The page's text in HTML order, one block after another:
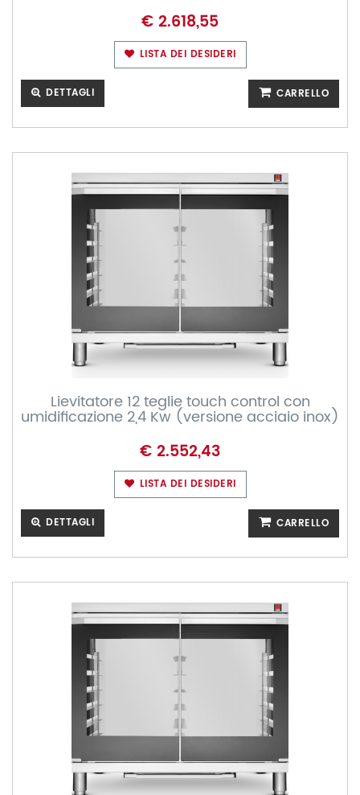
€ 2.618,55
LISTA DEI DESIDERI
DETTAGLI CARRELLO
Lievitatore 12 teglie touch control con
umidificazione 2,4 Kw (versione acciaio inox)
€ 2.552,43
LISTA DEI DESIDERI
DETTAGLI CARRELLO